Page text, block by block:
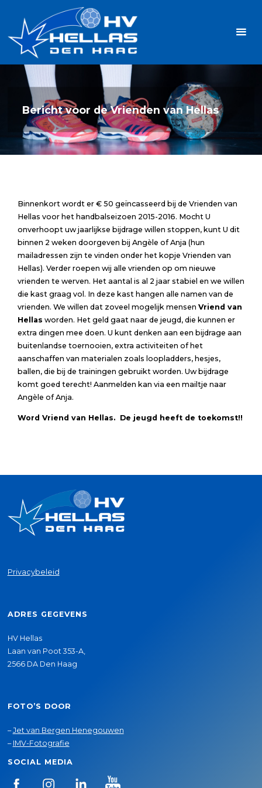
inhoud
Bericht voor de Vrienden van Hellas
Binnenkort wordt er € 50 geïncasseerd bij de Vrienden van
Hellas voor het handbalseizoen 2015-2016. Mocht U
onverhoopt uw jaarlijkse bijdrage willen stoppen, kunt U dit
binnen 2 weken doorgeven bij Angèle of Anja (hun
mailadressen zijn te vinden onder het kopje Vrienden van
Hellas). Verder roepen wij alle vrienden op om nieuwe
vrienden te werven. Het aantal is al 2 jaar stabiel en we willen
die kast graag vol. In deze kast hangen alle namen van de
vrienden. We willen dat zoveel mogelijk mensen Vriend van
Hellas worden. Het geld gaat naar de jeugd, die kunnen er
extra dingen mee doen. U kunt denken aan een bijdrage aan
buitenlandse toernooien, extra activiteiten of het
aanschaffen van materialen zoals loopladders, hesjes,
ballen, die bij de trainingen gebruikt worden. Uw bijdrage
komt goed terecht! Aanmelden kan via een mailtje naar
Angèle of Anja.
Word Vriend van Hellas. De jeugd heeft de toekomst!!
Privacybeleid
ADRES GEGEVENS
HV Hellas
Laan van Poot 353-A,
2566 DA Den Haag
FOTO’S DOOR
–Jet van Bergen Henegouwen
– IMV-Fotografie
SOCIAL MEDIA